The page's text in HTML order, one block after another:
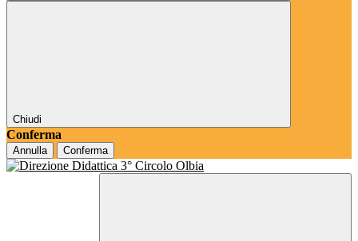
Chiudi
Conferma
Annulla Conferma